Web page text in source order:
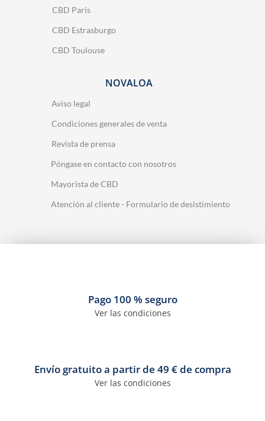
CBD París
CBD Estrasburgo
CBD Toulouse
NOVALOA
Aviso legal
Condiciones generales de venta
Revista de prensa
Póngase en contacto con nosotros
Mayorista de CBD
Atención al cliente - Formulario de desistimiento
Pago 100 % seguro
Ver las condiciones
Envío gratuito a partir de 49 € de compra
Ver las condiciones